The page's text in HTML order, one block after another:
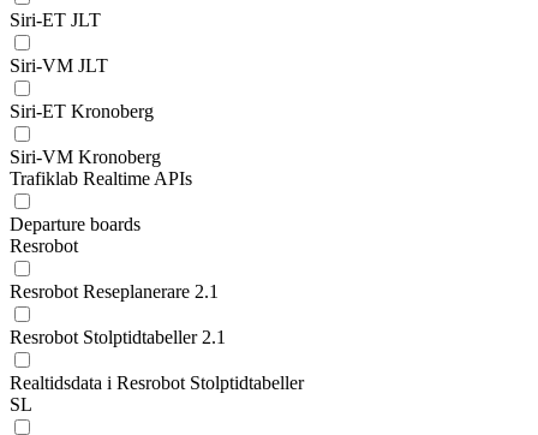
Siri-ET JLT
Siri-VM JLT
Siri-ET Kronoberg
Siri-VM Kronoberg
Trafiklab Realtime APIs
Departure boards
Resrobot
Resrobot Reseplanerare 2.1
Resrobot Stolptidtabeller 2.1
Realtidsdata i Resrobot Stolptidtabeller
SL